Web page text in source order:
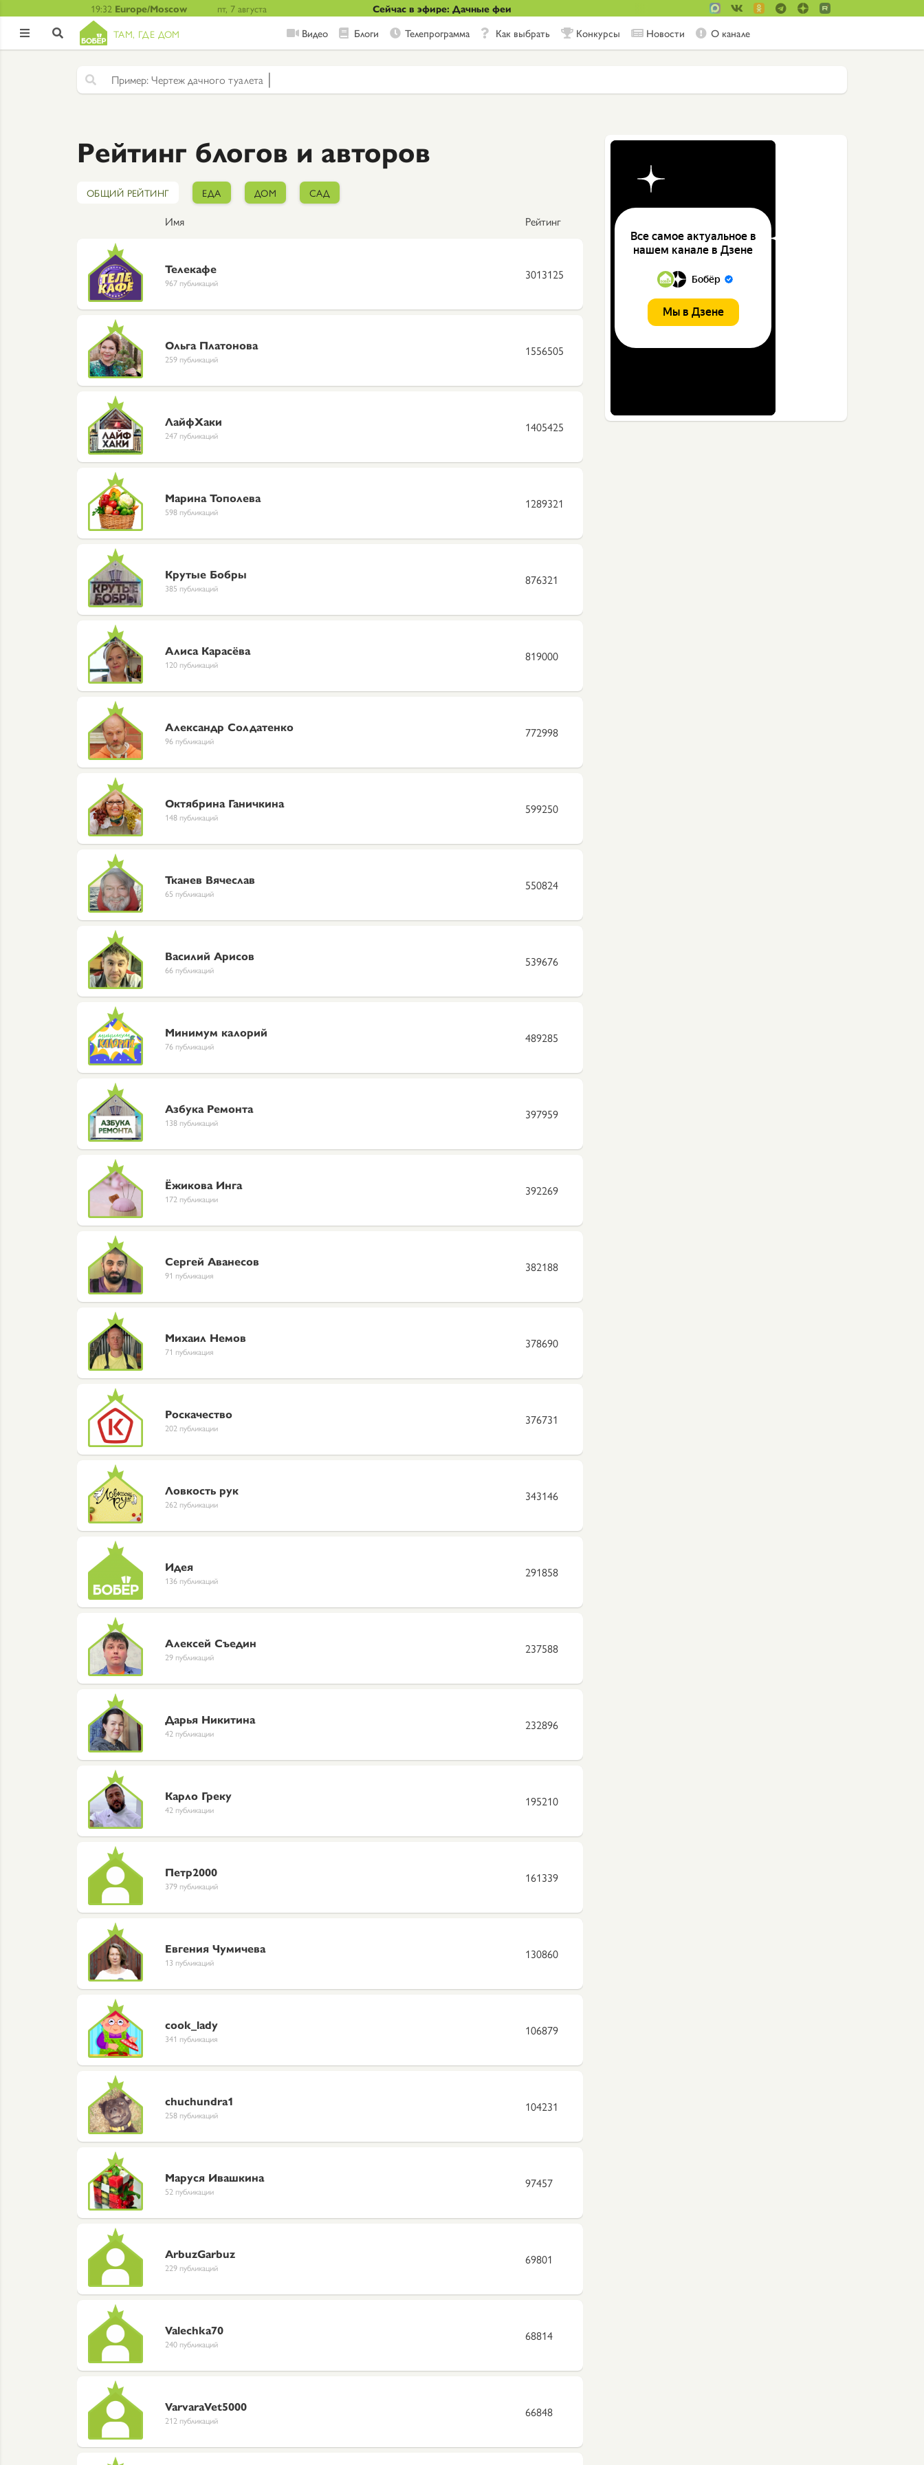
19:32 Europe/Moscow пт, 7 августа Сейчас в эфире: Дачные феи
  ТАМ, ГДЕ ДОМ Видео Блоги Телепрограмма Как выбрать Конкурсы Новости О канале
Чертеждачного туалета |
Рейтинг блогов и авторов
ОБЩИЙ РЕЙТИНГ ЕДА ДОМ САД
Имя Рейтинг
Телекафе
967 публикаций
3013125
Ольга Платонова
259 публикаций
1556505
ЛайфХаки
247 публикаций
1405425
Марина Тополева
598 публикаций
1289321
Крутые Бобры
385 публикаций
876321
Алиса Карасёва
120 публикаций
819000
Александр Солдатенко
96 публикаций
772998
Октябрина Ганичкина
148 публикаций
599250
Тканев Вячеслав
65 публикаций
550824
Василий Арисов
66 публикаций
539676
Минимум калорий
76 публикаций
489285
Азбука Ремонта
138 публикаций
397959
Ёжикова Инга
172 публикации
392269
Сергей Аванесов
91 публикация
382188
Михаил Немов
71 публикация
378690
Роскачество
202 публикации
376731
Ловкость рук
262 публикации
343146
Идея
136 публикаций
291858
Алексей Съедин
29 публикаций
237588
Дарья Никитина
42 публикации
232896
Карло Греку
42 публикации
195210
Петр2000
379 публикаций
161339
Евгения Чумичева
13 публикаций
130860
cook_lady
341 публикация
106879
chuchundra1
258 публикаций
104231
Маруся Ивашкина
52 публикации
97457
ArbuzGarbuz
229 публикаций
69801
Valechka70
240 публикаций
68814
VarvaraVet5000
212 публикаций
66848